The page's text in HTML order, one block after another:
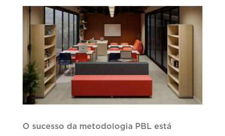
O sucesso da metodologia PBL está